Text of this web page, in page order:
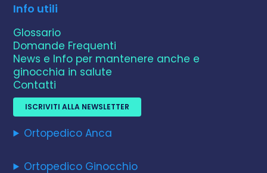
Info utili
Glossario
Domande Frequenti
News e Info per mantenere anche e
ginocchia in salute
Contatti
ISCRIVITI ALLA NEWSLETTER
Ortopedico Anca
Ortopedico Ginocchio